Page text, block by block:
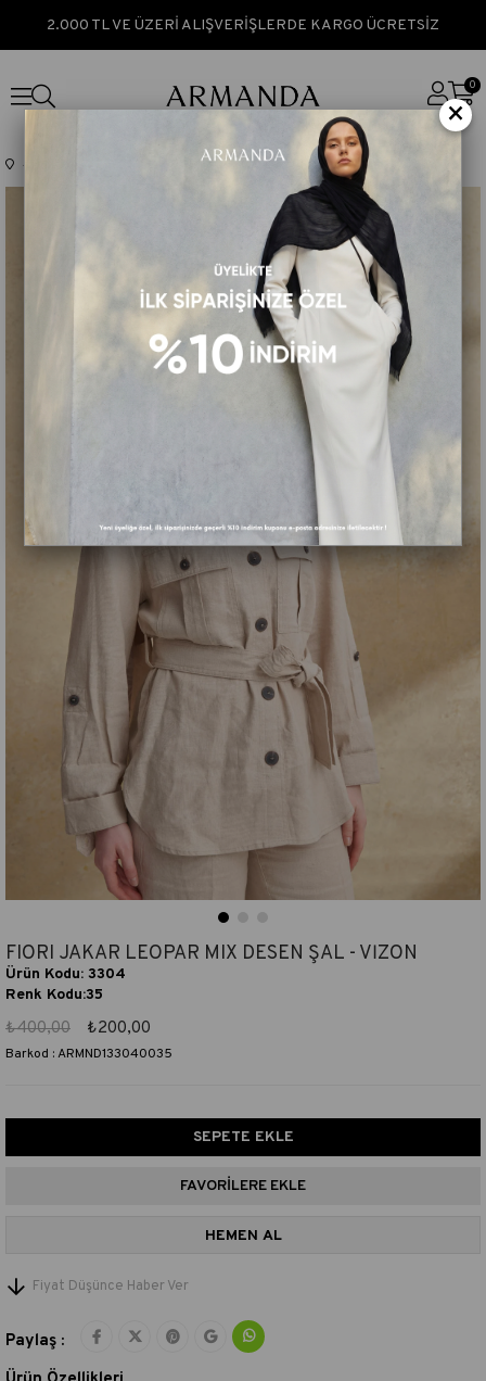
2.000 TL VE ÜZERİ ALIŞVERİŞLERDE KARGO ÜCRETSİZ
0
Anasayfa FIORI JAKAR LEOPAR MIX DESEN ŞAL - VİZON
FIORI JAKAR LEOPAR MIX DESEN ŞAL - VİZON
Ürün Kodu: 3304
Renk Kodu:35
₺400,00 ₺200,00
Barkod :ARMND133040035
FAVORILERE EKLE
Fiyat Düşünce Haber Ver
Paylaş :
×